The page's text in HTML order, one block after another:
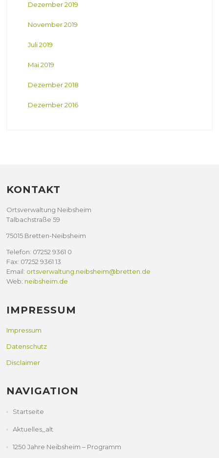
Dezember 2019
November 2019
Juli 2019
Mai 2019
Dezember 2018
Dezember 2016
KONTAKT
Ortsverwaltung Neibsheim
Talbachstraße 59
75015 Bretten-Neibsheim
Telefon: 07252 9361 0
Fax: 07252 9361 13
Email: ortsverwaltung.neibsheim@bretten.de
Web: neibsheim.de
IMPRESSUM
Impressum
Datenschutz
Disclaimer
NAVIGATION
Startseite
Aktuelles_alt
1250 Jahre Neibsheim – Programm